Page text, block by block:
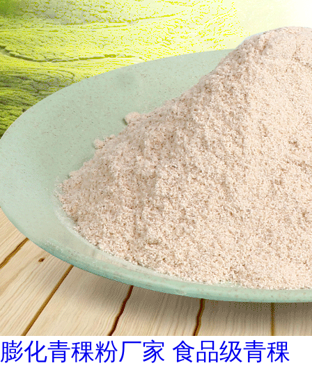
膨化青稞粉厂家 食品级青稞